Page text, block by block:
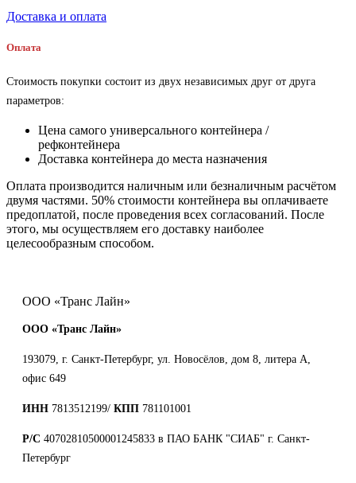
Доставка и оплата
Оплата
Стоимость покупки состоит из двух независимых друг от друга
параметров:
Цена самого универсального контейнера /
рефконтейнера
Доставка контейнера до места назначения
Оплата производится наличным или безналичным расчётом
двумя частями. 50% стоимости контейнера вы оплачиваете
предоплатой, после проведения всех согласований. После
этого, мы осуществляем его доставку наиболее
целесообразным способом.
ООО «Транс Лайн»
ООО «Транс Лайн»
193079, г. Санкт-Петербург, ул. Новосёлов, дом 8, литера А,
офис 649
ИНН 7813512199/ КПП 781101001
Р/С 40702810500001245833 в ПАО БАНК "СИАБ" г. Санкт-
Петербург